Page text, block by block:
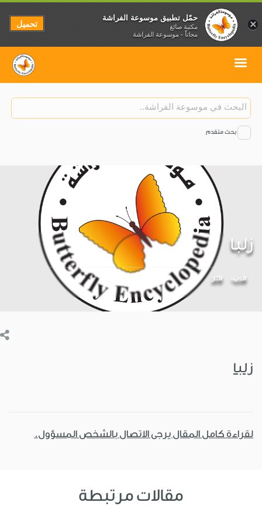
بحث متقدم
زلبا
الأدب اﻵثار
زلبا
لقراءة كامل المقال يرجى الاتصال بالشخص المسؤول.
مقالات مرتبطة
×
حمّل تطبيق موسوعة الفراشة
مكتبة صائغ
مجاناً - موسوعة الفراشة
تحميل